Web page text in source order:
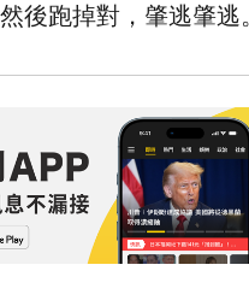
後跑掉對，肇逃肇逃